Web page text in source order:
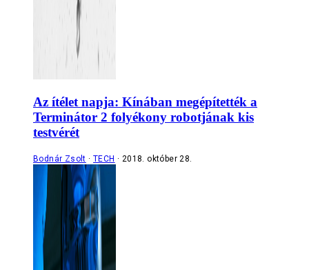
Az ítélet napja: Kínában megépítették a
Terminátor 2 folyékony robotjának kis
testvérét
Bodnár Zsolt TECH 2018. október 28.